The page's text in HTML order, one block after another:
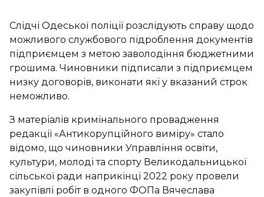
Слідчі Одеської поліції розслідують справу щодо
можливого службового підроблення документів
підприємцем з метою заволодіння бюджетними
грошима. Чиновники підписали з підприємцем
низку договорів, виконати які у вказаний строк
неможливо.
З матеріалів кримінального провадження
редакції «Антикорупційного виміру» стало
відомо, що чиновники Управління освіти,
культури, молоді та спорту Великодальницької
сільської ради наприкінці 2022 року провели
закупівлі робіт в одного ФОПа Вячеслава